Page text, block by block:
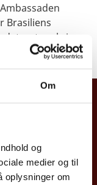
Om
og
medier og til
oplysninger om
Brasiliens
omkring